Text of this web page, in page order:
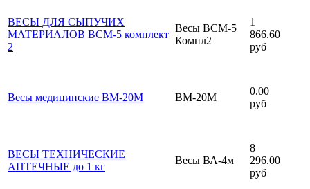
ВЕСЫ ДЛЯ СЫПУЧИХ
МАТЕРИАЛОВ ВСМ-5 комплект
2
Весы ВСМ-5
Компл2
1
866.60
руб
Весы медицинские ВМ-20М ВМ-20М
0.00
руб
ВЕСЫ ТЕХНИЧЕСКИЕ
АПТЕЧНЫЕ до 1 кг
Весы ВА-4м
8
296.00
руб